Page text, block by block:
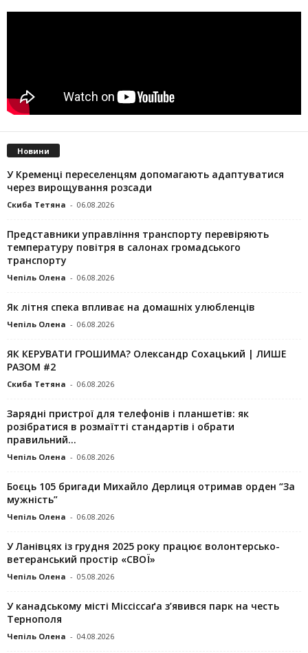
Новини
У Кременці переселенцям допомагають адаптуватися
через вирощування розсади
Скиба Тетяна - 06.08.2026
Представники управління транспорту перевіряють
температуру повітря в салонах громадського
транспорту
Чепіль Олена - 06.08.2026
Як літня спека впливає на домашніх улюбленців
Чепіль Олена - 06.08.2026
ЯК КЕРУВАТИ ГРОШИМА? Олександр Сохацький | ЛИШЕ
РАЗОМ #2
Скиба Тетяна - 06.08.2026
Зарядні пристрої для телефонів і планшетів: як
розібратися в розмаїтті стандартів і обрати
правильний...
Чепіль Олена - 06.08.2026
Боєць 105 бригади Михайло Дерлиця отримав орден “За
мужність”
Чепіль Олена - 06.08.2026
У Ланівцях із грудня 2025 року працює волонтерсько-
ветеранський простір «СВОЇ»
Чепіль Олена - 05.08.2026
У канадському місті Міссіссаґа з’явився парк на честь
Тернополя
Чепіль Олена - 04.08.2026